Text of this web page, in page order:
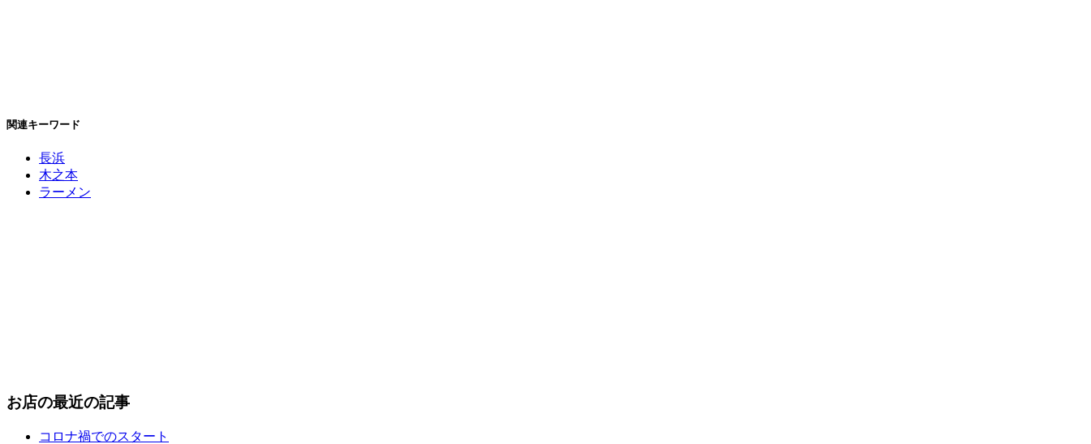
関連キーワード
長浜
木之本
ラーメン
お店の最近の記事
コロナ禍でのスタート